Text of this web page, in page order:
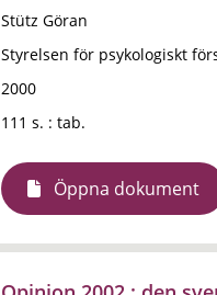
Stütz Göran
Styrelsen för psykologiskt
2000
111 s. : tab.
Öppna dokument